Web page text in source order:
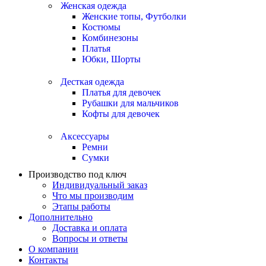
Женская одежда
Женские топы, Футболки
Костюмы
Комбинезоны
Платья
Юбки, Шорты
Десткая одежда
Платья для девочек
Рубашки для мальчиков
Кофты для девочек
Аксессуары
Ремни
Сумки
Производство под ключ
Индивидуальный заказ
Что мы производим
Этапы работы
Дополнительно
Доставка и оплата
Вопросы и ответы
О компании
Контакты